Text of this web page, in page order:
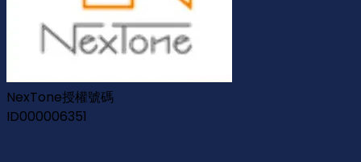
NexTone授權號碼
ID000006351